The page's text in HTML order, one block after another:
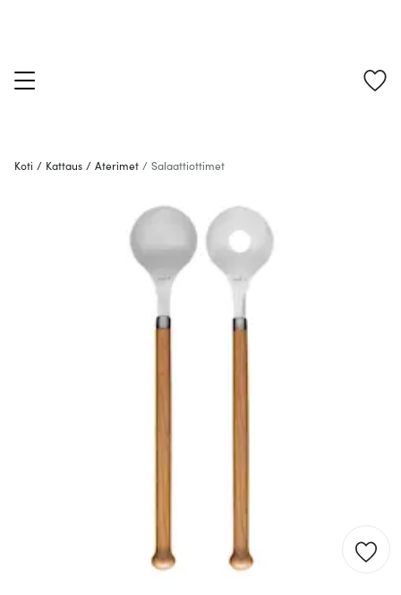
Koti / Kattaus / Aterimet / Salaattiottimet